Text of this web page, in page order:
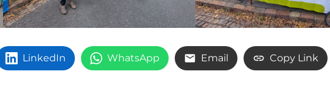
LinkedIn WhatsApp Email Copy Link